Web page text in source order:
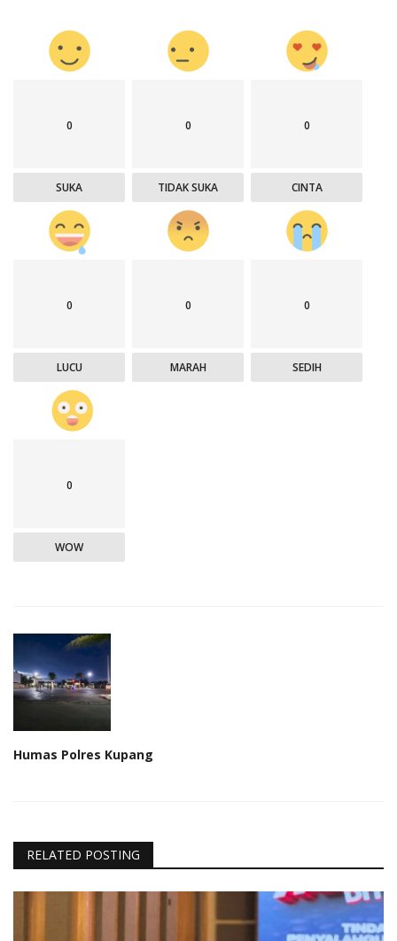
0
SUKA
0
TIDAK SUKA
0
CINTA
0
LUCU
0
MARAH
0
SEDIH
0
WOW
Humas Polres Kupang
RELATED POSTING